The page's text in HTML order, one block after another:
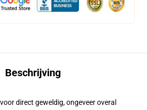
Beschrijving
direct geweldig, ongeveer overal